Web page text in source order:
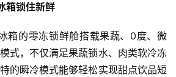
箱锁住新鲜
箱的零冻锁鲜舱搭载果蔬、0度、微
式，不仅满足果蔬锁水、肉类软冷冻
的瞬冷模式能够轻松实现甜点饮品短